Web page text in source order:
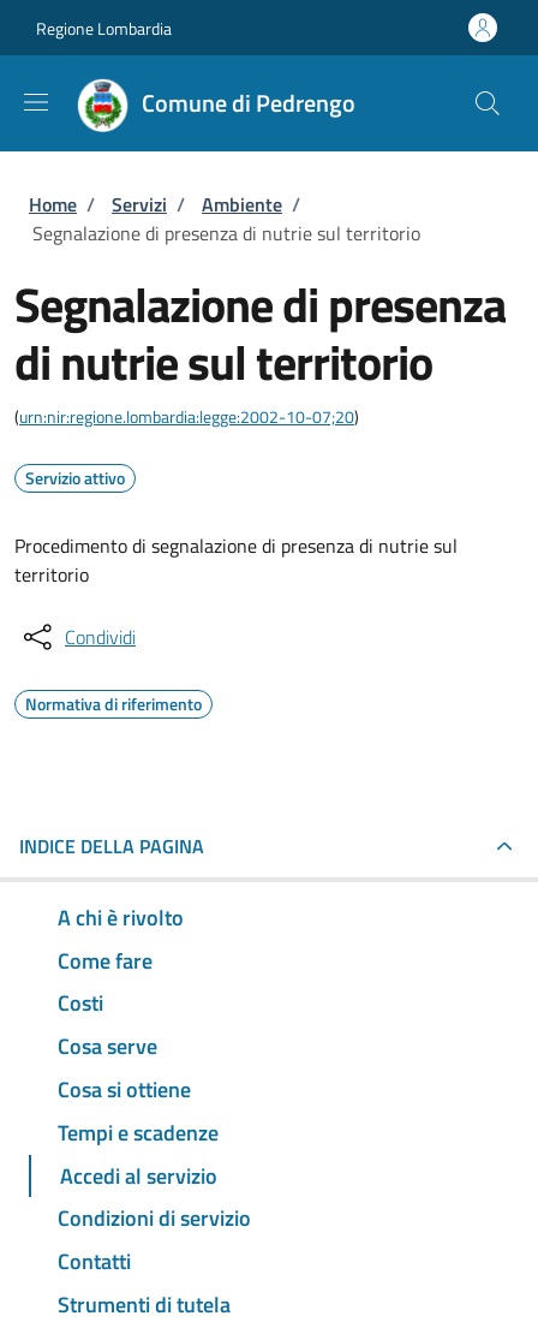
Regione Lombardia
Comune di Pedrengo
Briciole di pane
Home / Servizi / Ambiente /
Segnalazione di presenza di nutrie sul territorio
Segnalazione di presenza
di nutrie sul territorio
(urn:nir:regione.lombardia:legge:2002-10-07;20)
Servizio attivo
Procedimento di segnalazione di presenza di nutrie sul
territorio
Condividi
Normativa di riferimento
INDICE DELLA PAGINA
A chi è rivolto
Come fare
Costi
Cosa serve
Cosa si ottiene
Tempi e scadenze
Accedi al servizio
Condizioni di servizio
Contatti
Strumenti di tutela